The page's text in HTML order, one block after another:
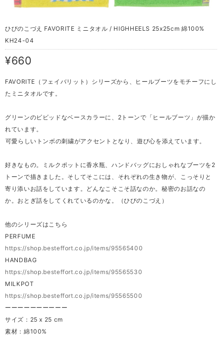
ひびのこづえ FAVORITE ミニタオル / HIGHHEELS 25x25cm 綿100%
KH24-04
¥660
FAVORITE（フェイバリット）シリーズから、ヒールブーツをモチーフにし
たミニタオルです。
グリーンのビビッドなベースカラーに、2トーンで「ヒールブーツ」が描か
れています。
⁡可愛らしいトンボの刺繍がアクセントとなり、遊び心を添えています。
好きなもの。ミルクポットに香水瓶、ハンドバッグにおしゃれなブーツを2
トーンで描きました。そしてそこには、それぞれの生き物が、こっそりと
寄り添いお話をしています。どんなこそこそ話なのか。秘密のお話なの
か。おとぎ話をしてくれているのかな。（ひびのこづえ）
他のシリーズはこちら
PERFUME
https://shop.besteffort.co.jp/items/95565400
HANDBAG
https://shop.besteffort.co.jp/items/95565530
MILKPOT
https://shop.besteffort.co.jp/items/95565500
ーーーーーーーーーー
サイズ：25 x 25 cm
素材：綿100%